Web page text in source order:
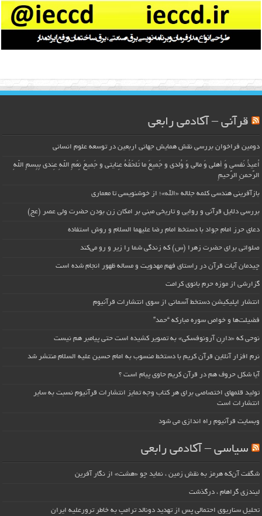
قرآنی – آکادمی رابعی
دومین فراخوان بررسی نقش همایش جهانی اربعین در توسعه علوم انسانی
اُعیذُ نَفسی وَ أهلی وَ مالی وَ وُلدی و جَمیعَ ما تَلحَقُهُ عِنایتی و جَمیعَ نِعَمِ اللّهِ عِندی بِبِسمِ اللّهِ
الرَّحمنِ الرَّحیمِ
بازآفرینی هندسی کلمه جلاله «الله»؛ از خوشنویسی تا معماری
بررسی دلایل قرآنی و روایی و تاریخی مبنی بر امکان زن بودن حضرت ولی عصر (عج)
دعای حرز امام جواد با دستخط امام رضا علیهما السلام و روش استفاده
صلواتی برای حضرت زهرا (س) که زندگی شما را زیر و رو می‌کند
چیدمان آیات قرآن در راستای فهم مهدویت و مساله ظهور انجام شده است
گزارشی از موزه حرم بانوی کرامت
انتشار اپلیکیشن دستخط آسمانی از سوی انتشارات قرآنیوم
فضیلت‌ها و خواص سوره مبارکه “حمد”
نوحی که «دارِن آرونوفسکی» به تصویر کشیده است حتی پیامبر هم نیست
نرم افزار آنلاین قرآن کریم با دستخط منسوب به امام حسین علیه السلام منتشر شد
آیا شکل حروف هم در قرآن کریم حاوی پیام است ؟
تولید قلمهای اختصاصی برای هر کتاب وجه تمایز انتشارات قرآنیوم نسبت به سایر
انتشارات است
وبسایت قرآنیوم راه اندازی می شود
سیاسی – آکادمی رابعی
شگفت آن‌که هرمز به نقش زمین ، نماید چو «هشت» از نگار آفرین
لیندزی گراهام ، درگذشت
تحلیل سناریوی احتمالی پس از تهدید دونالد ترامپ به خاطر ترورعلیه ایران